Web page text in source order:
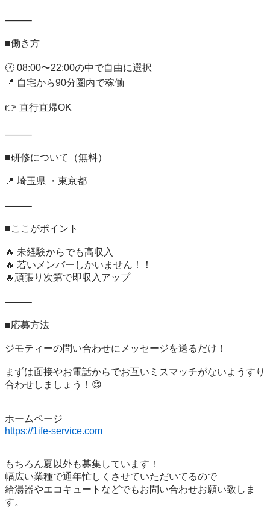
⸻
■働き方
🕐 08:00〜22:00の中で自由に選択
📍 自宅から90分圏内で稼働
👉 直行直帰OK
⸻
■研修について（無料）
📍 埼玉県 ・東京都
⸻
■ここがポイント
🔥 未経験からでも高収入
🔥 若いメンバーしかいません！！
🔥頑張り次第で即収入アップ
⸻
■応募方法
ジモティーの問い合わせにメッセージを送るだけ！
まずは面接やお電話からでお互いミスマッチがないようすり
合わせしましょう！😊
https://1ife-service.com
もちろん夏以外も募集しています！
幅広い業種で通年忙しくさせていただいてるので
給湯器やエコキュートなどでもお問い合わせお願い致しま
す。